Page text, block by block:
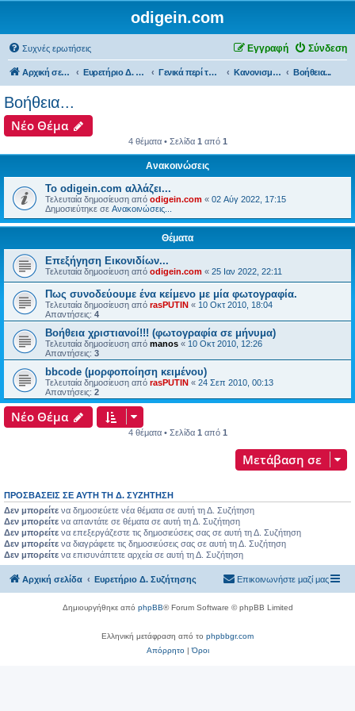
odigein.com
Συχνές ερωτήσεις Σύνδεση
Εγγραφή
Αρχική σελίδα Ευρετήριο Δ. Συζήτησης Γενικά περί του forum... Κανονισμοί λειτουργίας & Ανακοινώσεις του forum...... Βοήθεια...
Βοήθεια...
Νέο Θέμα
4 θέματα • Σελίδα 1 από 1
Ανακοινώσεις
Το odigein.com αλλάζει...
Τελευταία δημοσίευση από odigein.com « 02 Αύγ 2022, 17:15
Δημοσιεύτηκε σε Ανακοινώσεις...
Θέματα
Επεξήγηση Εικονιδίων...
Τελευταία δημοσίευση από odigein.com « 25 Ιαν 2022, 22:11
Πως συνοδεύουμε ένα κείμενο με μία φωτογραφία.
Τελευταία δημοσίευση από rasPUTIN « 10 Οκτ 2010, 18:04
Απαντήσεις: 4
Βοήθεια χριστιανοί!!! (φωτογραφία σε μήνυμα)
Τελευταία δημοσίευση από manos « 10 Οκτ 2010, 12:26
Απαντήσεις: 3
bbcode (μορφοποίηση κειμένου)
Τελευταία δημοσίευση από rasPUTIN « 24 Σεπ 2010, 00:13
Απαντήσεις: 2
Νέο Θέμα
4 θέματα • Σελίδα 1 από 1
Μετάβαση σε
ΠΡΟΣΒΆΣΕΙΣ ΣΕ ΑΥΤΉ ΤΗ Δ. ΣΥΖΉΤΗΣΗ
Δεν μπορείτε να δημοσιεύετε νέα θέματα σε αυτή τη Δ. Συζήτηση
Δεν μπορείτε να απαντάτε σε θέματα σε αυτή τη Δ. Συζήτηση
Δεν μπορείτε να επεξεργάζεστε τις δημοσιεύσεις σας σε αυτή τη Δ. Συζήτηση
Δεν μπορείτε να διαγράφετε τις δημοσιεύσεις σας σε αυτή τη Δ. Συζήτηση
Δεν μπορείτε να επισυνάπτετε αρχεία σε αυτή τη Δ. Συζήτηση
Αρχική σελίδα Ευρετήριο Δ. Συζήτησης Επικοινωνήστε μαζί μας
Δημιουργήθηκε από phpBB® Forum Software © phpBB Limited
Ελληνική μετάφραση από το phpbbgr.com
Απόρρητο|Όροι